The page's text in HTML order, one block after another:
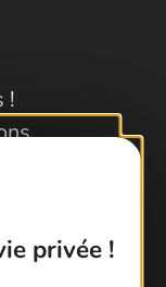
privée !
!